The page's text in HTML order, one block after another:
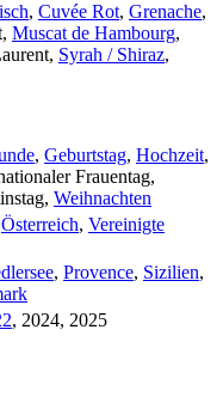
, Cuvée Rot, Grenache,
Muscat de Hambourg,
Syrah / Shiraz,
, Geburtstag, Hochzeit,
Frauentag,
Weihnachten
Österreich, Vereinigte
, Provence, Sizilien,
, 2024, 2025